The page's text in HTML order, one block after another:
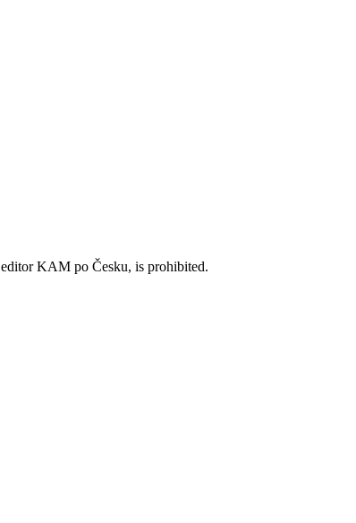
KAM po Česku, is prohibited.